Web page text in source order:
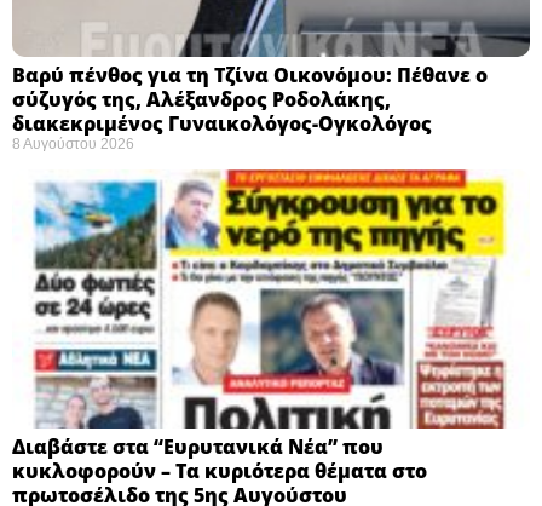
Βαρύ πένθος για τη Τζίνα Οικονόμου: Πέθανε ο
σύζυγός της, Αλέξανδρος Ροδολάκης,
διακεκριμένος Γυναικολόγος-Ογκολόγος
8 Αυγούστου 2026
Διαβάστε στα “Ευρυτανικά Νέα” που
κυκλοφορούν – Τα κυριότερα θέματα στο
πρωτοσέλιδο της 5ης Αυγούστου